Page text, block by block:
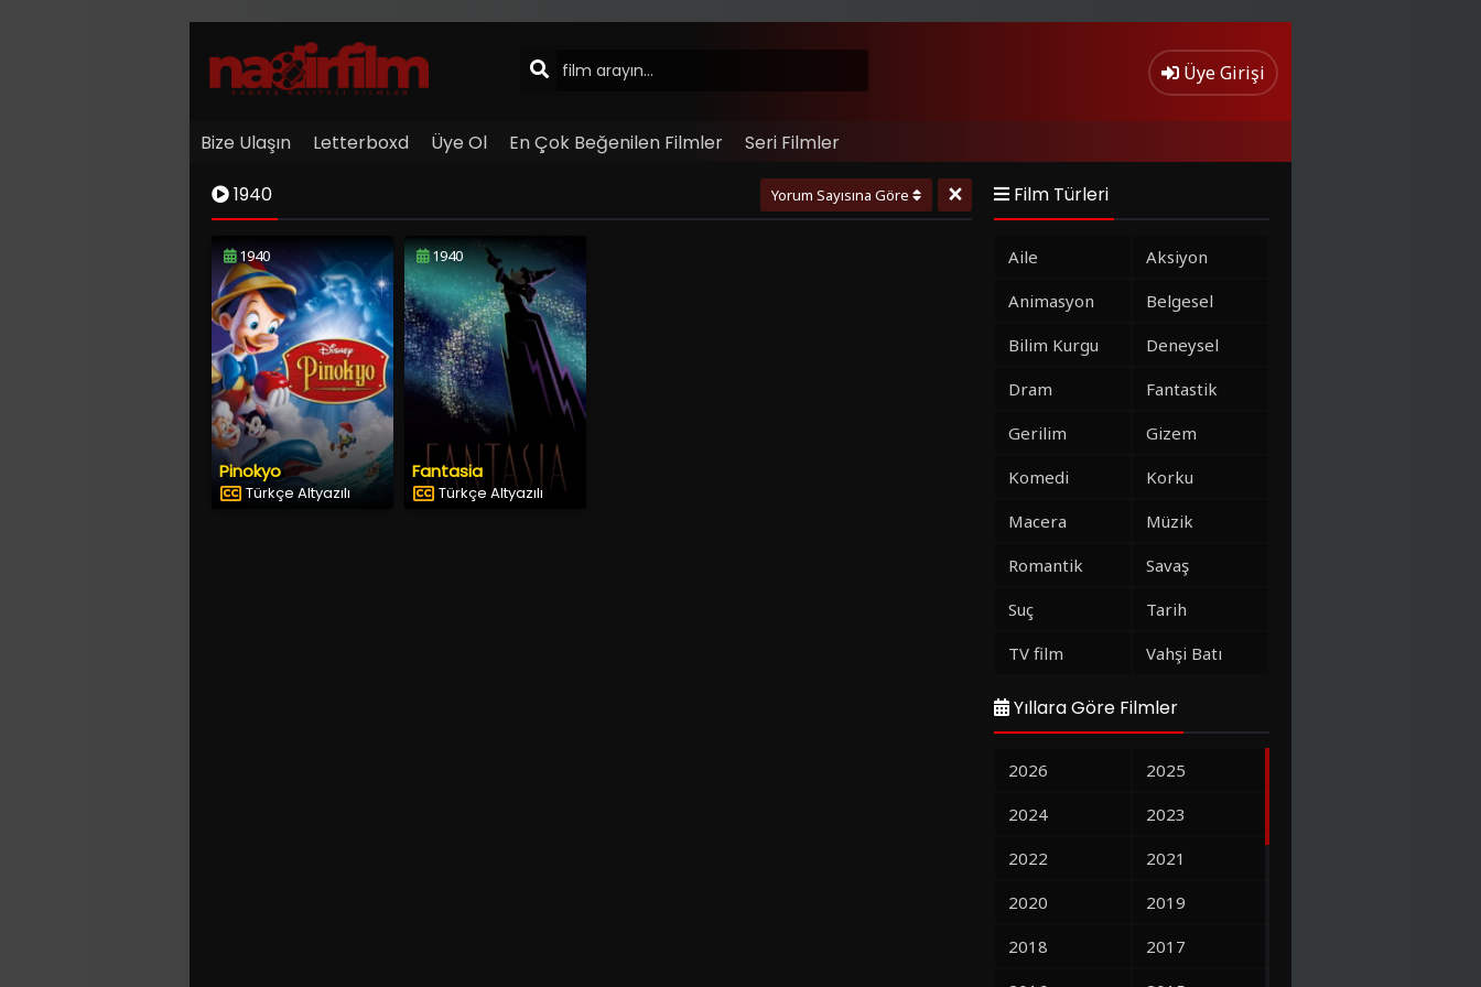
Üye Girişi
Bize Ulaşın Letterboxd Üye Ol En Çok Beğenilen Filmler Seri Filmler
1940 Yorum Sayısına Göre ×
1940
Pinokyo
Türkçe Altyazılı
1940
Fantasia
Türkçe Altyazılı
Film Türleri
Aile
Aksiyon
Animasyon
Belgesel
Bilim Kurgu
Deneysel
Dram
Fantastik
Gerilim
Gizem
Komedi
Korku
Macera
Müzik
Romantik
Savaş
Suç
Tarih
TV film
Vahşi Batı
Yıllara Göre Filmler
2026
2025
2024
2023
2022
2021
2020
2019
2018
2017